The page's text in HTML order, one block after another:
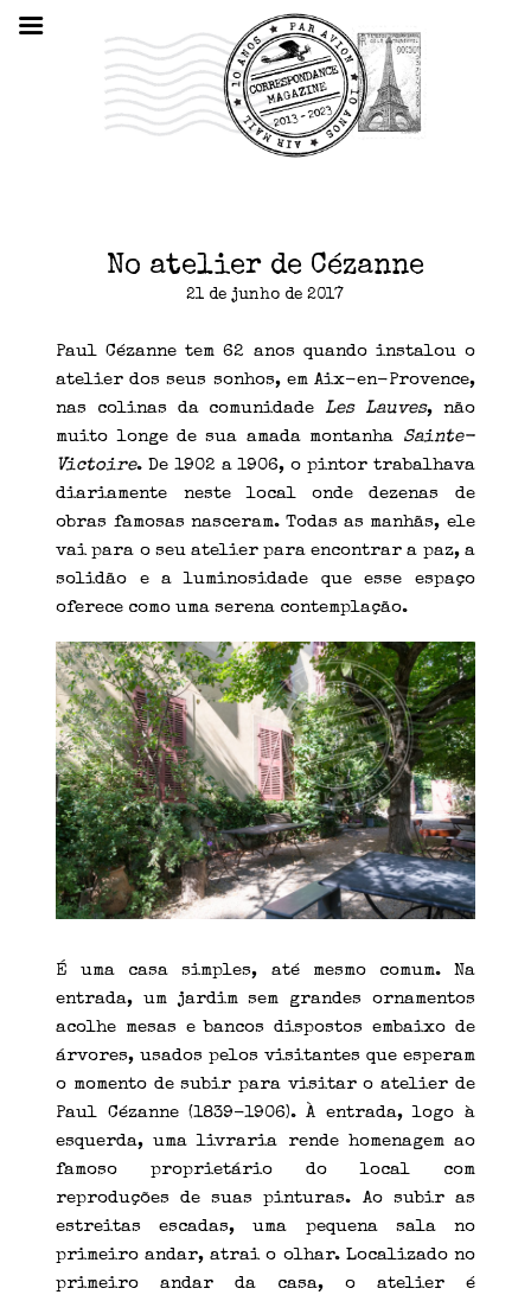
No atelier de Cézanne
21 de junho de 2017
Paul Cézanne tem 62 anos quando instalou o
atelier dos seus sonhos, em Aix-en-Provence,
nas colinas da comunidade Les Lauves, não
muito longe de sua amada montanha Sainte-
Victoire. De 1902 a 1906, o pintor trabalhava
diariamente neste local onde dezenas de
obras famosas nasceram. Todas as manhãs, ele
vai para o seu atelier para encontrar a paz, a
solidão e a luminosidade que esse espaço
oferece como uma serena contemplação.
É uma casa simples, até mesmo comum. Na
entrada, um jardim sem grandes ornamentos
acolhe mesas e bancos dispostos embaixo de
árvores, usados pelos visitantes que esperam
o momento de subir para visitar o atelier de
Paul Cézanne (1839-1906). À entrada, logo à
esquerda, uma livraria rende homenagem ao
famoso proprietário do local com
reproduções de suas pinturas. Ao subir as
estreitas escadas, uma pequena sala no
primeiro andar, atrai o olhar. Localizado no
primeiro andar da casa, o atelier é